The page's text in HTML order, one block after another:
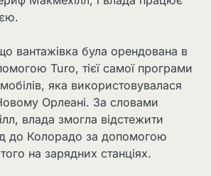
вантажівка була орендована в
Turo, тієї самої програми
яка використовувалася
Орлеані. За словами
влада змогла відстежити
до Колорадо за допомогою
на зарядних станціях.